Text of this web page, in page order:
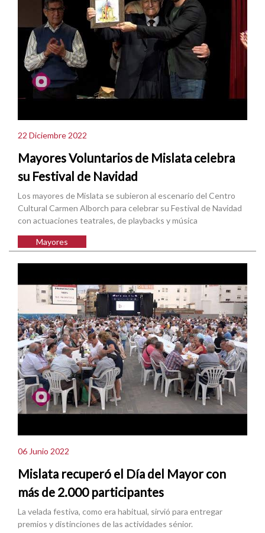
22 Diciembre 2022
Mayores Voluntarios de Mislata celebra
su Festival de Navidad
Los mayores de Mislata se subieron al escenario del Centro
Cultural Carmen Alborch para celebrar su Festival de Navidad
con actuaciones teatrales, de playbacks y música
Mayores
06 Junio 2022
Mislata recuperó el Día del Mayor con
más de 2.000 participantes
La velada festiva, como era habitual, sirvió para entregar
premios y distinciones de las actividades sénior.